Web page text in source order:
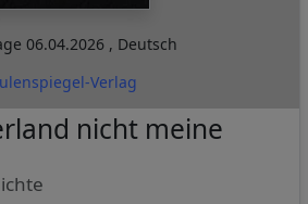
06.04.2026 , Deutsch
Verlag
nicht meine